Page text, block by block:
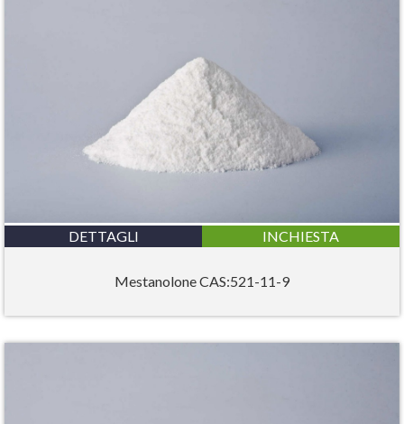
DETTAGLI INCHIESTA
Mestanolone CAS:521-11-9